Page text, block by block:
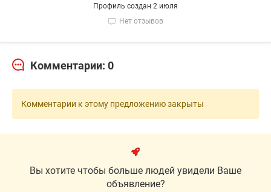
Профиль создан 2 июля
Нет отзывов
Комментарии: 0
Комментарии к этому предложению закрыты
Вы хотите чтобы больше людей увидели Ваше
объявление?